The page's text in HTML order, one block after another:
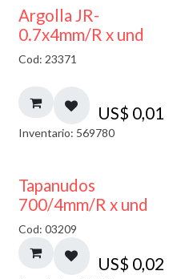
Argolla JR-
0.7x4mm/R x und
Cod: 23371
US$ 0,01
Inventario: 569780
Tapanudos
700/4mm/R x und
Cod: 03209
US$ 0,02